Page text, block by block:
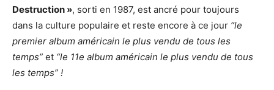
Destruction », sorti en 1987, est ancré pour toujours
dans la culture populaire et reste encore à ce jour “le
premier album américain le plus vendu de tous les
temps” et “le 11e album américain le plus vendu de tous
les temps” !